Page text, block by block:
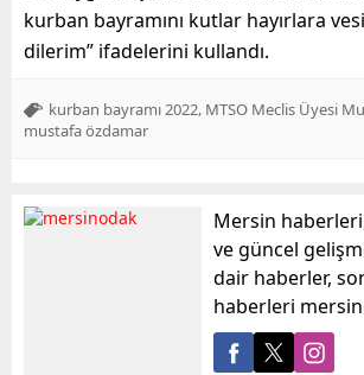
kurban bayramını kutlar hayırlara
dilerim” ifadelerini kullandı.
kurban bayramı 2022, MTSO Meclis Üyesi
mustafa özdamar
Mersin
ve güncel
dair haberler,
haberleri